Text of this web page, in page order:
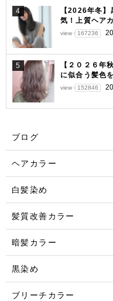
4
【2026年冬
気！上質ヘア
view 167236
5
【２０２６年
に似合う髪色
view 152846
ブログ
ヘアカラー
白髪染め
髪質改善カラー
暗髪カラー
黒染め
ブリーチカラー